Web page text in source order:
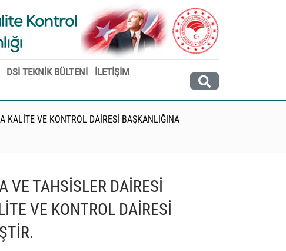
DSİ TEKNİK BÜLTENİ
İLETİŞİM
KALİTE VE KONTROL DAİRESİ BAŞKANLIĞINA
VE TAHSİSLER DAİRESİ
VE KONTROL DAİRESİ